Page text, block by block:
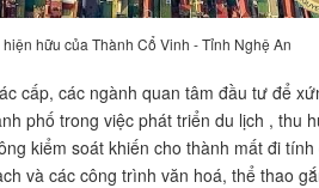
hữu của Thành Cổ Vinh - Tỉnh Nghệ An
các ngành quan tâm đầu tư để
phố trong việc phát triển du lịch , thu
kiểm soát khiến cho thành mất đi
và các công trình văn hoá, thể thao